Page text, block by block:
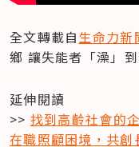
全文轉載自生命力新
鄉 讓失能者「澡」
延伸閱讀
>> 找到高齡社會的
在職照顧困境，共創